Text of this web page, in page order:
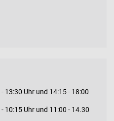
- 13:30 Uhr und 14:15 - 18:00
10:15 Uhr und 11:00 - 14.30